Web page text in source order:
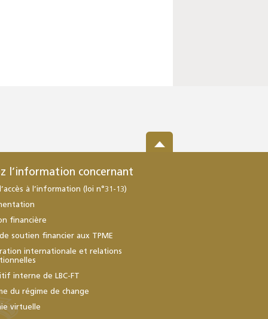
l’information concernant
à l’information (loi n°31-13)
financière
soutien financier aux TPME
internationale et relations
interne de LBC-FT
du régime de change
virtuelle